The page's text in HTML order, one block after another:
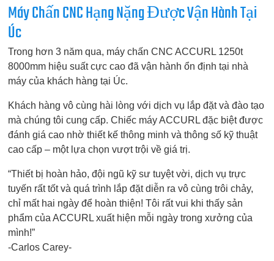
Máy Chấn CNC Hạng Nặng Được Vận Hành Tại
Úc
Trong hơn 3 năm qua, máy chấn CNC ACCURL 1250t
8000mm hiệu suất cực cao đã vận hành ổn định tại nhà
máy của khách hàng tại Úc.
Khách hàng vô cùng hài lòng với dịch vụ lắp đặt và đào tạo
mà chúng tôi cung cấp. Chiếc máy ACCURL đặc biệt được
đánh giá cao nhờ thiết kế thông minh và thông số kỹ thuật
cao cấp – một lựa chọn vượt trội về giá trị.
“Thiết bị hoàn hảo, đội ngũ kỹ sư tuyệt vời, dịch vụ trực
tuyến rất tốt và quá trình lắp đặt diễn ra vô cùng trôi chảy,
chỉ mất hai ngày để hoàn thiện! Tôi rất vui khi thấy sản
phẩm của ACCURL xuất hiện mỗi ngày trong xưởng của
mình!”
-Carlos Carey-